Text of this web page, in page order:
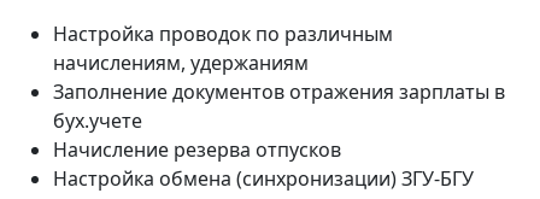
Настройка проводок по различным
начислениям, удержаниям
Заполнение документов отражения зарплаты в
бух.учете
Начисление резерва отпусков
Настройка обмена (синхронизации) ЗГУ-БГУ